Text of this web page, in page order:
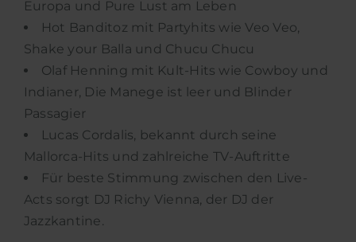
Europa und Pure Lust am Leben
Hot Banditoz mit Partyhits wie Veo Veo,
Shake your Balla und Chucu Chucu
Olaf Henning mit Kult-Hits wie Cowboy und
Indianer, Die Manege ist leer und Blinder
Passagier
Lucas Cordalis, bekannt durch seine
Mallorca-Hits und zahlreiche TV-Auftritte
Für beste Stimmung zwischen den Live-
Acts sorgt DJ Richy Vienna, der DJ der
Jazzkantine.